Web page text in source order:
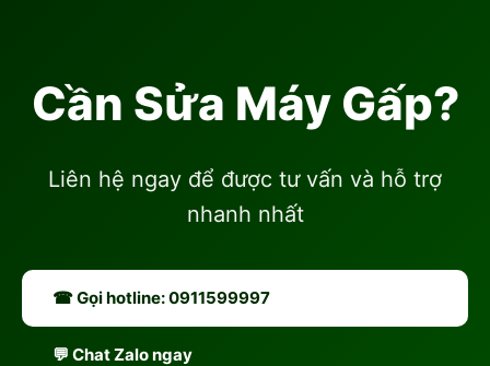
Cần Sửa Máy Gấp?
Liên hệ ngay để được tư vấn và hỗ trợ
nhanh nhất
☎ Gọi hotline: 0911599997
💬 Chat Zalo ngay